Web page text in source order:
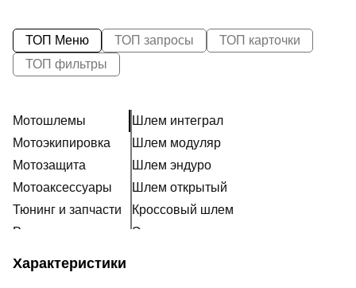
ТОП Меню ТОП запросы
ТОП карточки
ТОП фильтры
Мотошлемы
Мотоэкипировка
Мотозащита
Мотоаксессуары
Тюнинг и запчасти
Расходники
Шлем интеграл
Шлем модуляр
Шлем эндуро
Шлем открытый
Кроссовый шлем
Эксклюзивные шлемы
Характеристики